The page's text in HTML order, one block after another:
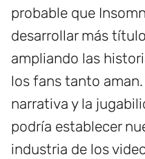
probable que
desarrollar más
ampliando las
los fans tanto
narrativa y la
podría establecer
industria de los